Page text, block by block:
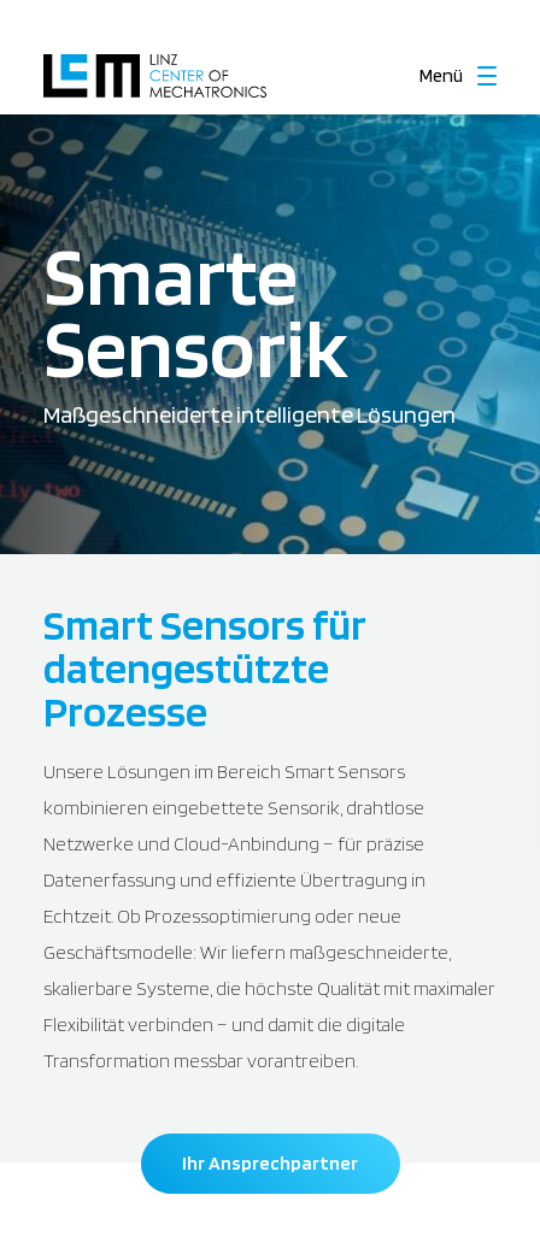
Menü
Smarte
Sensorik
Maßgeschneiderte intelligente Lösungen
Smart Sensors für
datengestützte
Prozesse
Unsere Lösungen im Bereich Smart Sensors
kombinieren eingebettete Sensorik, drahtlose
Netzwerke und Cloud-Anbindung – für präzise
Datenerfassung und effiziente Übertragung in
Echtzeit. Ob Prozessoptimierung oder neue
Geschäftsmodelle: Wir liefern maßgeschneiderte,
skalierbare Systeme, die höchste Qualität mit maximaler
Flexibilität verbinden – und damit die digitale
Transformation messbar vorantreiben.
Ihr Ansprechpartner